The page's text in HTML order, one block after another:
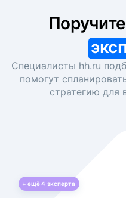
Специалисты hh.ru
помогут
стратегию для
+ ещё4 эксперта